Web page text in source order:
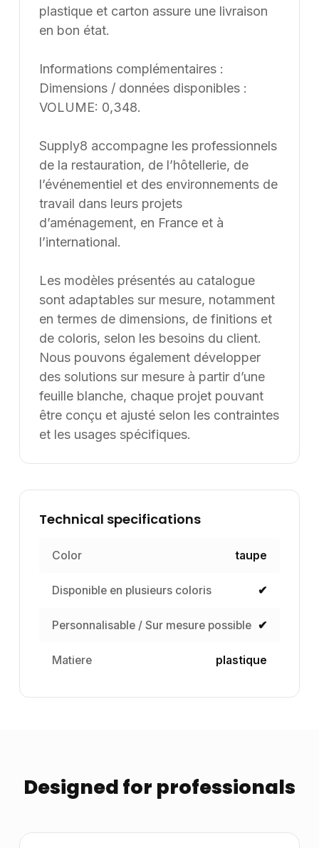
plastique et carton assure une livraison
en bon état.
Informations complémentaires :
Dimensions / données disponibles :
VOLUME: 0,348.
Supply8 accompagne les professionnels
de la restauration, de l’hôtellerie, de
l’événementiel et des environnements de
travail dans leurs projets
d’aménagement, en France et à
l’international.
Les modèles présentés au catalogue
sont adaptables sur mesure, notamment
en termes de dimensions, de finitions et
de coloris, selon les besoins du client.
Nous pouvons également développer
des solutions sur mesure à partir d’une
feuille blanche, chaque projet pouvant
être conçu et ajusté selon les contraintes
et les usages spécifiques.
Technical specifications
Color taupe
Disponible en plusieurs coloris ✔
Personnalisable / Sur mesure possible ✔
Matiere plastique
Designed for professionals